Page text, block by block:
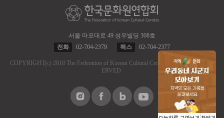
서울 마포대로 49 성우빌딩 308호
전화
02-704-2379 팩스 02-704-2377
COPYRIGHT(c) 2018 The Federation of Korean Cultural Centers.
ALL RIGHT RES
ERVED.